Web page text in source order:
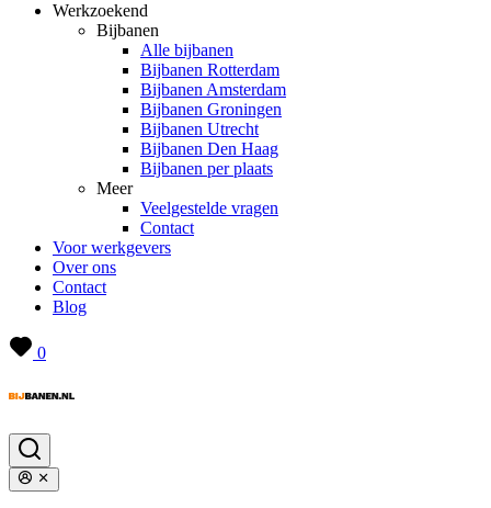
Werkzoekend
Bijbanen
Alle bijbanen
Bijbanen Rotterdam
Bijbanen Amsterdam
Bijbanen Groningen
Bijbanen Utrecht
Bijbanen Den Haag
Bijbanen per plaats
Meer
Veelgestelde vragen
Contact
Voor werkgevers
Over ons
Contact
Blog
0